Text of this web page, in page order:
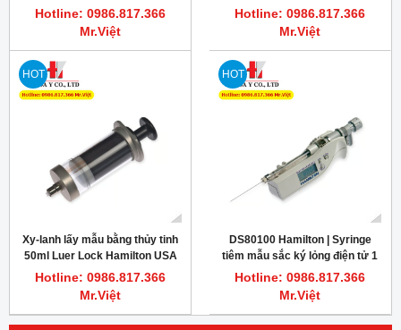
Syringe (7.9 mm), PN: 204475
Hotline: 0986.817.366
Mr.Việt
mm), PN: 67446-01
Hotline: 0986.817.366
Mr.Việt
HOT
Xy-lanh lấy mẫu bằng thủy tinh
50ml Luer Lock Hamilton USA
Hotline: 0986.817.366
Mr.Việt
HOT
DS80100 Hamilton | Syringe
tiêm mẫu sắc ký lỏng điện tử 1
µL Microliter Knurled Hub
Hotline: 0986.817.366
Mr.Việt